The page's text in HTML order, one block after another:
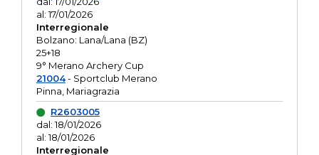
al: 17/01/2026
Interregionale
Bolzano: Lana/Lana (BZ)
25+18
9° Merano Archery Cup
21004- Sportclub Merano
Pinna, Mariagrazia
R2603005
dal: 18/01/2026
al: 18/01/2026
Interregionale